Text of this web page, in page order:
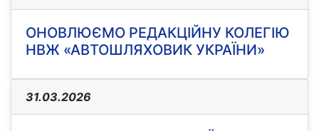
ОНОВЛЮЄМО РЕДАКЦІЙНУ КОЛЕГІЮ
НВЖ «АВТОШЛЯХОВИК УКРАЇНИ»
31.03.2026